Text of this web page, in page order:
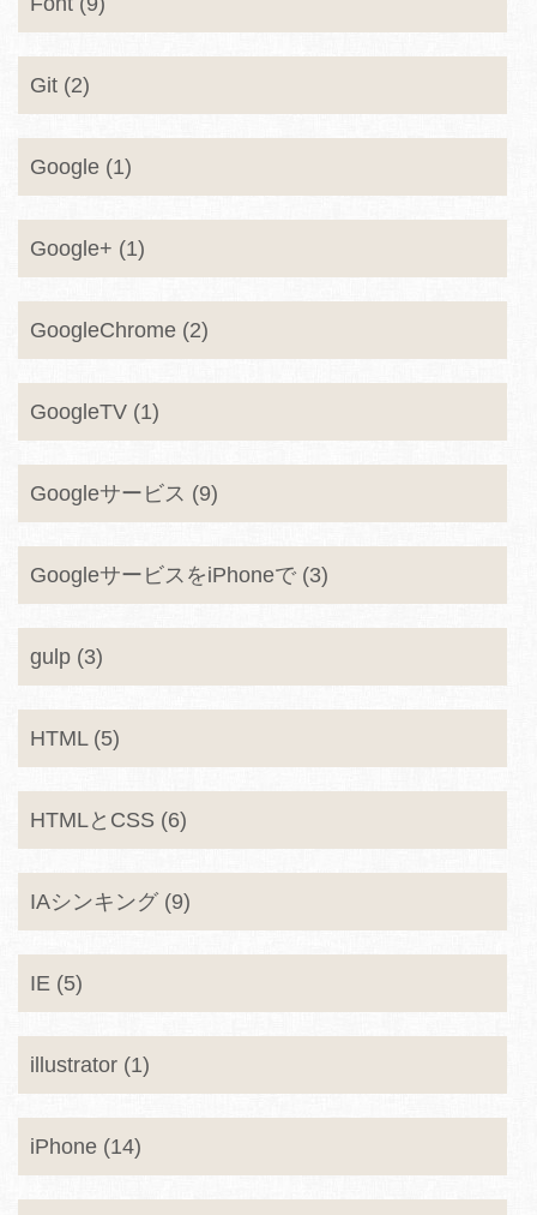
Git (2)
Google (1)
Google+ (1)
GoogleChrome (2)
GoogleTV (1)
Googleサービス (9)
GoogleサービスをiPhoneで (3)
gulp (3)
HTML (5)
HTMLとCSS (6)
IAシンキング (9)
IE (5)
illustrator (1)
iPhone (14)